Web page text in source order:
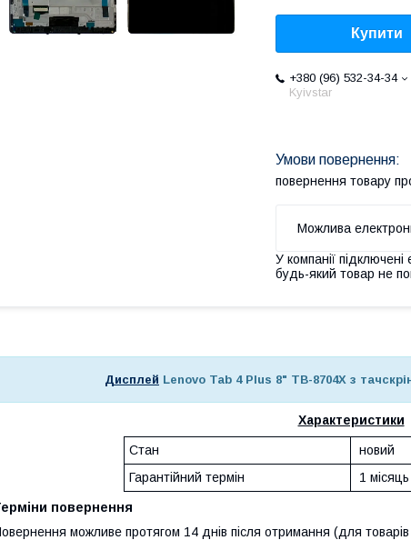
Купити
+380 (96) 532-34-34
Kyivstar
повернення товару
У компанії
будь-який товар не
Дисплей Lenovo Tab 4 Plus 8" TB-8704X з
Характеристики
Стан
новий
Гарантійний термін
1 місяць
повернення
можливе протягом 14 днів після отримання (для